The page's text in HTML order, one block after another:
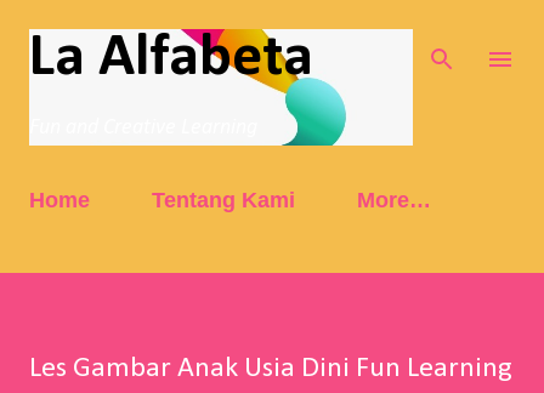
Skip to main content
La Alfabeta
Home Tentang Kami More…
Les Gambar Anak Usia Dini Fun Learning